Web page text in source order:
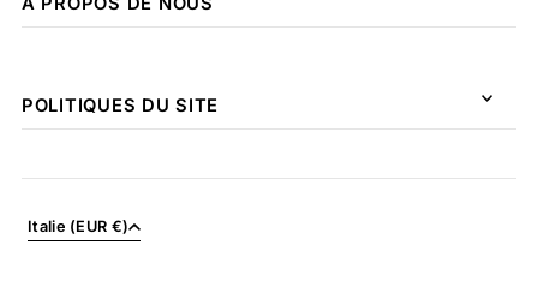
POLITIQUES DU SITE
Italie (EUR €)